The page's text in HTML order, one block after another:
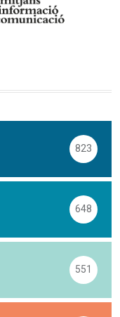
823
648
551